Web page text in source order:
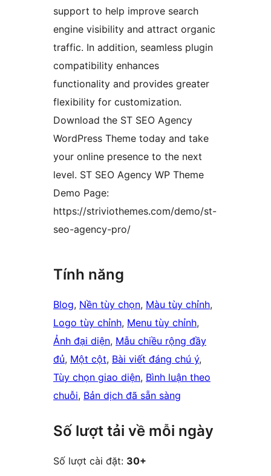
support to help improve search
engine visibility and attract organic
traffic. In addition, seamless plugin
compatibility enhances
functionality and provides greater
flexibility for customization.
Download the ST SEO Agency
WordPress Theme today and take
your online presence to the next
level. ST SEO Agency WP Theme
Demo Page:
https://striviothemes.com/demo/st-
seo-agency-pro/
Tính năng
Blog, Nền tùy chọn, Màu tùy chỉnh
Logo tùy chỉnh, Menu tùy chỉnh
Ảnh đại diện, Mẫu chiều rộng đầy
đủ, Một cột, Bài viết đáng chú ý
Tùy chọn giao diện, Bình luận theo
chuỗi, Bản dịch đã sẵn sàng
Số lượt tải về mỗi ngày
Số lượt cài đặt: 30+